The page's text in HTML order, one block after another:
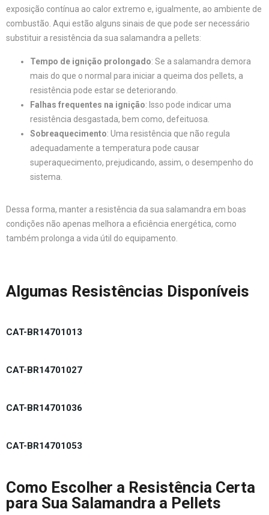
exposição contínua ao calor extremo e, igualmente, ao ambiente de
combustão. Aqui estão alguns sinais de que pode ser necessário
substituir a resistência da sua salamandra a pellets:
Tempo de ignição prolongado: Se a salamandra demora
mais do que o normal para iniciar a queima dos pellets, a
resistência pode estar se deteriorando.
Falhas frequentes na ignição: Isso pode indicar uma
resistência desgastada, bem como, defeituosa.
Sobreaquecimento: Uma resistência que não regula
adequadamente a temperatura pode causar
superaquecimento, prejudicando, assim, o desempenho do
sistema.
Dessa forma, manter a resistência da sua salamandra em boas
condições não apenas melhora a eficiência energética, como
também prolonga a vida útil do equipamento.
Algumas Resistências Disponíveis
CAT-BR14701013
CAT-BR14701027
CAT-BR14701036
CAT-BR14701053
Como Escolher a Resistência Certa
para Sua Salamandra a Pellets